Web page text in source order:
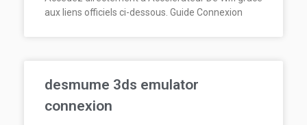
aux liens officiels ci-dessous. Guide Connexion
desmume 3ds emulator
connexion